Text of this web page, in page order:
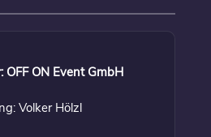
OFF ON Event GmbH
Volker Hölzl